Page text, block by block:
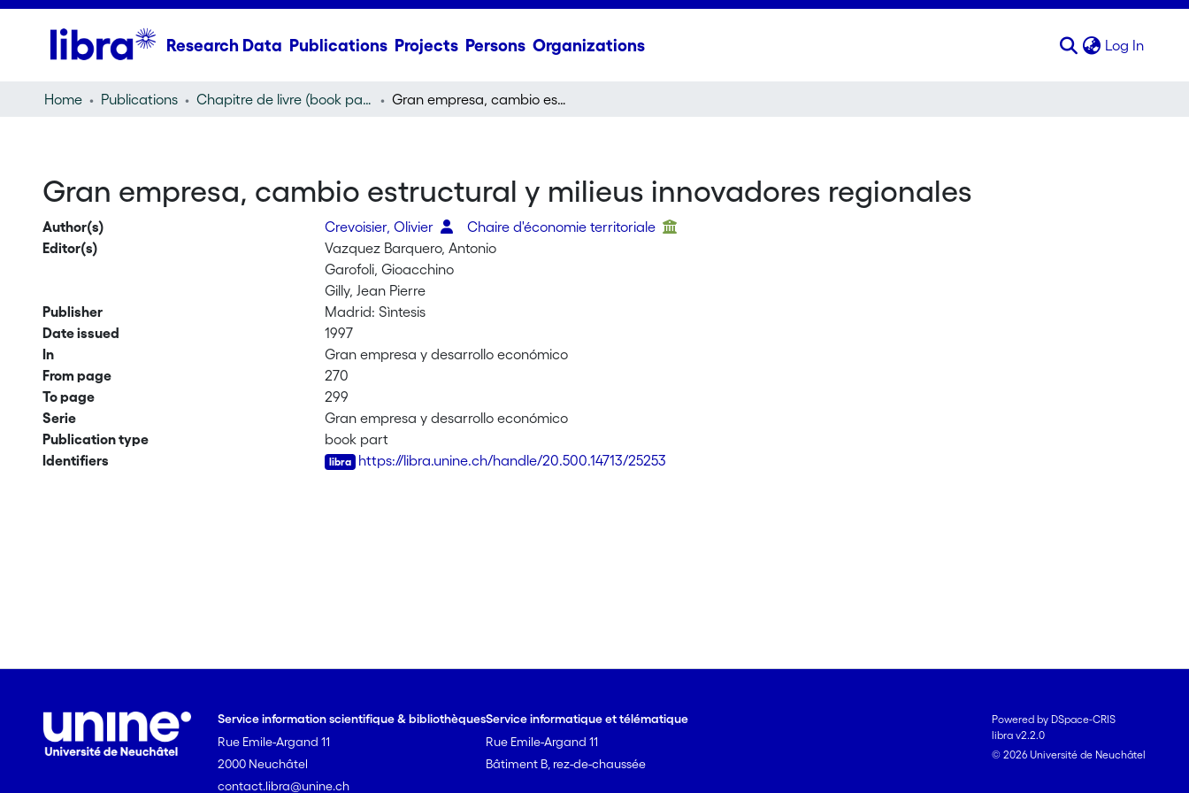
Research Data Publications Projects Persons Organizations Log In
Home Publications Chapitre de livre (book part) Gran empresa, cambio estructural y milieus innovadores regionales
Gran empresa, cambio estructural y milieus innovadores regionales
Author(s) Crevoisier, Olivier
Chaire d'économie territoriale
Editor(s)
Vazquez Barquero, Antonio
Garofoli, Gioacchino
Gilly, Jean Pierre
Publisher
Madrid: Sìntesis
Date issued
1997
In
Gran empresa y desarrollo económico
From page
270
To page
299
Serie
Gran empresa y desarrollo económico
Publication type
book part
Identifiers
https://libra.unine.ch/handle/20.500.14713/25253
Service information scientifique & bibliothèques
Rue Emile-Argand 11
2000 Neuchâtel
contact.libra@unine.ch
Service informatique et télématique
Rue Emile-Argand 11
Bâtiment B, rez-de-chaussée
Powered by DSpace-CRIS
libra v2.2.0
© 2026 Université de Neuchâtel